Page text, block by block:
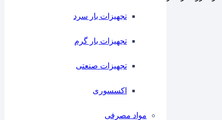
تجهیزات بار سرد
تجهیزات بار گرم
تجهیزات صنعتی
اکسسوری
مواد مصرفی